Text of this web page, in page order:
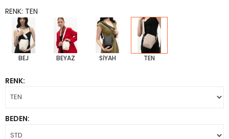
RENK: TEN
BEJ BEYAZ SİYAH TEN
RENK:
BEDEN: